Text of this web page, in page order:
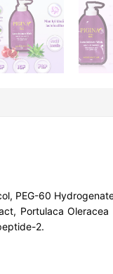
PEG-60
Portulaca
2.